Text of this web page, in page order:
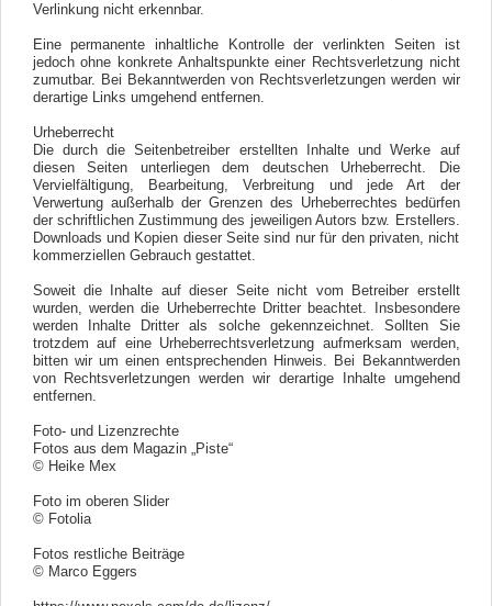
Verlinkung nicht erkennbar.
Eine permanente inhaltliche Kontrolle der verlinkten Seiten ist
jedoch ohne konkrete Anhaltspunkte einer Rechtsverletzung nicht
zumutbar. Bei Bekanntwerden von Rechtsverletzungen werden wir
derartige Links umgehend entfernen.
Urheberrecht
Die durch die Seitenbetreiber erstellten Inhalte und Werke auf
diesen Seiten unterliegen dem deutschen Urheberrecht. Die
Vervielfältigung, Bearbeitung, Verbreitung und jede Art der
Verwertung außerhalb der Grenzen des Urheberrechtes bedürfen
der schriftlichen Zustimmung des jeweiligen Autors bzw. Erstellers.
Downloads und Kopien dieser Seite sind nur für den privaten, nicht
kommerziellen Gebrauch gestattet.
Soweit die Inhalte auf dieser Seite nicht vom Betreiber erstellt
wurden, werden die Urheberrechte Dritter beachtet. Insbesondere
werden Inhalte Dritter als solche gekennzeichnet. Sollten Sie
trotzdem auf eine Urheberrechtsverletzung aufmerksam werden,
bitten wir um einen entsprechenden Hinweis. Bei Bekanntwerden
von Rechtsverletzungen werden wir derartige Inhalte umgehend
entfernen.
Foto- und Lizenzrechte
Fotos aus dem Magazin „Piste“
© Heike Mex
Foto im oberen Slider
© Fotolia
Fotos restliche Beiträge
© Marco Eggers